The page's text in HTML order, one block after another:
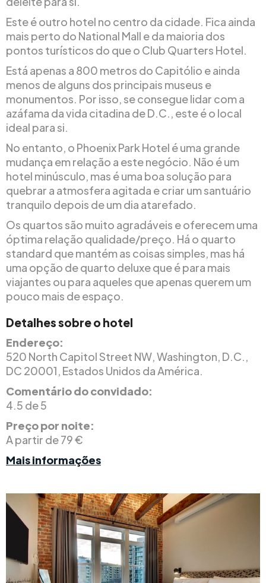
Este é outro hotel no centro da cidade. Fica ainda
mais perto do National Mall e da maioria dos
pontos turísticos do que o Club Quarters Hotel.
Está apenas a 800 metros do Capitólio e ainda
menos de alguns dos principais museus e
monumentos. Por isso, se consegue lidar com a
azáfama da vida citadina de D.C., este é o local
ideal para si.
No entanto, o Phoenix Park Hotel é uma grande
mudança em relação a este negócio. Não é um
hotel minúsculo, mas é uma boa solução para
quebrar a atmosfera agitada e criar um santuário
tranquilo depois de um dia atarefado.
Os quartos são muito agradáveis e oferecem uma
óptima relação qualidade/preço. Há o quarto
standard que mantém as coisas simples, mas há
uma opção de quarto deluxe que é para mais
viajantes ou para aqueles que apenas querem um
pouco mais de espaço.
Detalhes sobre o hotel
Endereço:
520 North Capitol Street NW, Washington, D.C.,
DC 20001, Estados Unidos da América.
Comentário do convidado:
4.5 de 5
Preço por noite:
A partir de 79 €
Mais informações